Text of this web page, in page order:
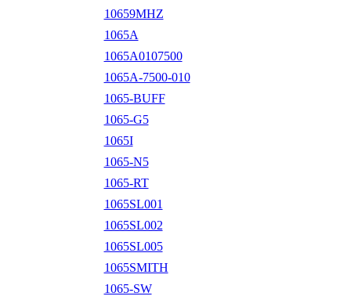
10659MHZ
1065A
1065A0107500
1065A-7500-010
1065-BUFF
1065-G5
1065I
1065-N5
1065-RT
1065SL001
1065SL002
1065SL005
1065SMITH
1065-SW